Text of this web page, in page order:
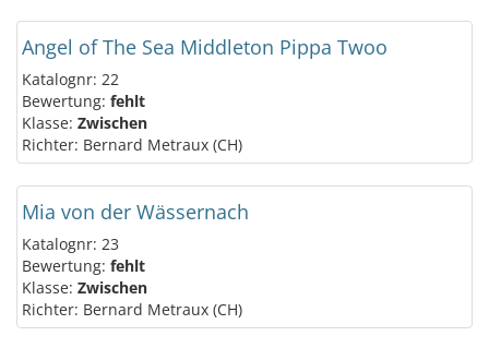
Angel of The Sea Middleton Pippa Twoo
Katalognr: 22
Bewertung: fehlt
Klasse: Zwischen
Richter: Bernard Metraux (CH)
Mia von der Wässernach
Katalognr: 23
Bewertung: fehlt
Klasse: Zwischen
Richter: Bernard Metraux (CH)